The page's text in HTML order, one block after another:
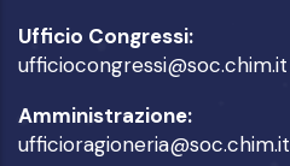
Ufficio Congressi:
ufficiocongressi@soc.chim.it
Amministrazione:
ufficioragioneria@soc.chim.it